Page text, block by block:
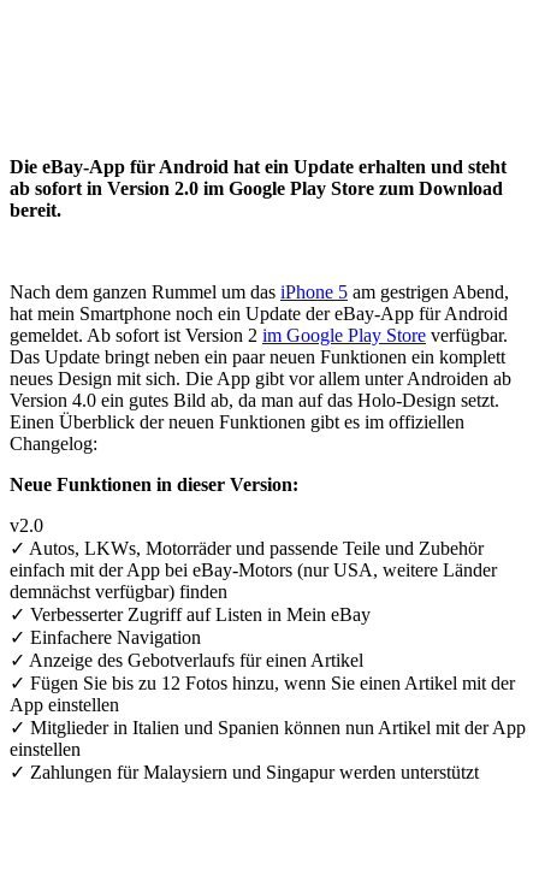
Die eBay-App für Android hat ein Update erhalten und steht
ab sofort in Version 2.0 im Google Play Store zum Download
bereit.
Nach dem ganzen Rummel um das iPhone 5 am gestrigen Abend,
hat mein Smartphone noch ein Update der eBay-App für Android
gemeldet. Ab sofort ist Version 2 im Google Play Store verfügbar.
Das Update bringt neben ein paar neuen Funktionen ein komplett
neues Design mit sich. Die App gibt vor allem unter Androiden ab
Version 4.0 ein gutes Bild ab, da man auf das Holo-Design setzt.
Einen Überblick der neuen Funktionen gibt es im offiziellen
Changelog:
Neue Funktionen in dieser Version:
v2.0
✓ Autos, LKWs, Motorräder und passende Teile und Zubehör
einfach mit der App bei eBay-Motors (nur USA, weitere Länder
demnächst verfügbar) finden
✓ Verbesserter Zugriff auf Listen in Mein eBay
✓ Einfachere Navigation
✓ Anzeige des Gebotverlaufs für einen Artikel
✓ Fügen Sie bis zu 12 Fotos hinzu, wenn Sie einen Artikel mit der
App einstellen
✓ Mitglieder in Italien und Spanien können nun Artikel mit der App
einstellen
✓ Zahlungen für Malaysiern und Singapur werden unterstützt